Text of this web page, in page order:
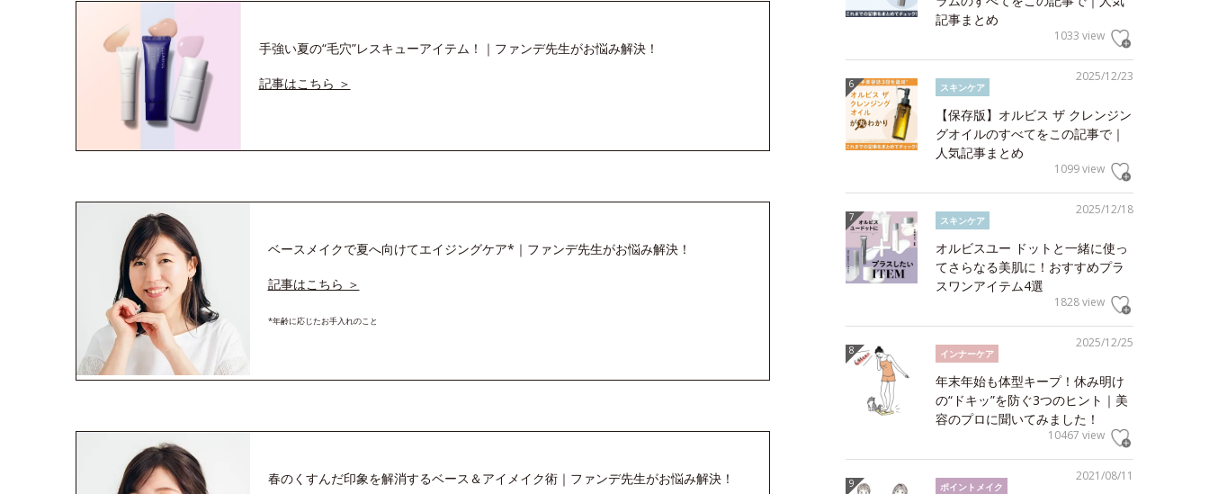
手強い夏の“毛穴”レスキューアイテム！｜ファンデ先生がお悩み解決！
記事はこちら ＞
ベースメイクで夏へ向けてエイジングケア*｜ファンデ先生がお悩み解決！
記事はこちら ＞
*年齢に応じたお手入れのこと
春のくすんだ印象を解消するベース＆アイメイク術｜ファンデ先生がお悩み解決！
記事まとめ
1033 view
2025/12/23
スキンケア
【保存版】オルビス ザ クレンジン
グオイルのすべてをこの記事で｜
人気記事まとめ
1099 view
2025/12/18
スキンケア
オルビスユー ドットと一緒に使っ
てさらなる美肌に！おすすめプラ
スワンアイテム4選
1828 view
2025/12/25
インナーケア
年末年始も体型キープ！休み明け
の“ドキッ”を防ぐ3つのヒント｜美
容のプロに聞いてみました！
10467 view
2021/08/11
ポイントメイク